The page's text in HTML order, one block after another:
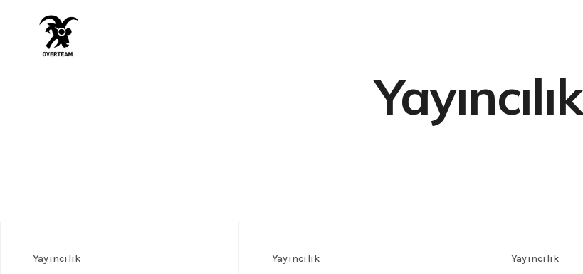
Yayıncılık
Yayıncılık Yayıncılık Yayıncılık